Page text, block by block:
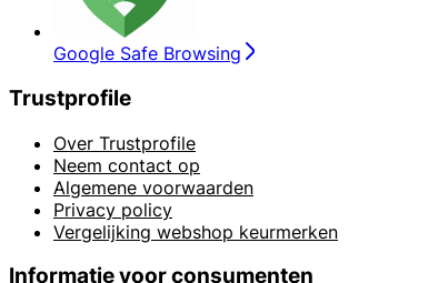
Google Safe Browsing
Trustprofile
Over Trustprofile
Neem contact op
Algemene voorwaarden
Privacy policy
Vergelijking webshop keurmerken
Informatie voor consumenten